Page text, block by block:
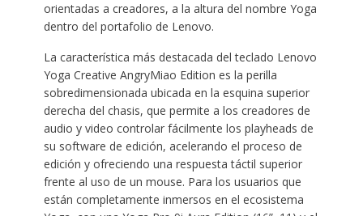
orientadas a creadores, a la altura del nombre Yoga
dentro del portafolio de Lenovo.
La característica más destacada del teclado Lenovo
Yoga Creative AngryMiao Edition es la perilla
sobredimensionada ubicada en la esquina superior
derecha del chasis, que permite a los creadores de
audio y video controlar fácilmente los playheads de
su software de edición, acelerando el proceso de
edición y ofreciendo una respuesta táctil superior
frente al uso de un mouse. Para los usuarios que
están completamente inmersos en el ecosistema